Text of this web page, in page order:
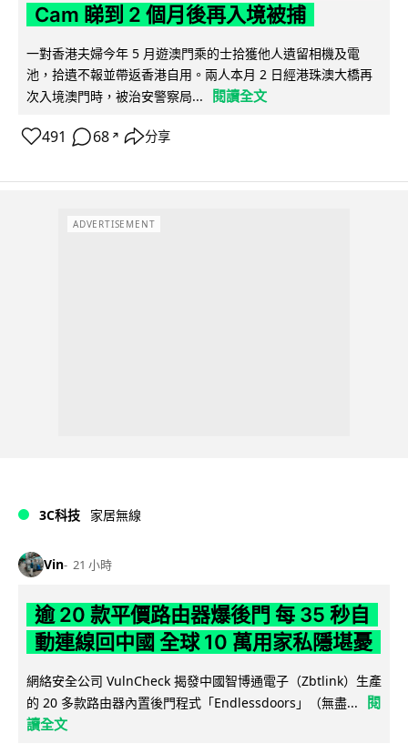
Cam 睇到 2 個月後再入境被捕
一對香港夫婦今年 5 月遊澳門乘的士拾獲他人遺留相機及電
池，拾遺不報並帶返香港自用。兩人本月 2 日經港珠澳大橋再
次入境澳門時，被治安警察局...
閱讀全文
491 68 ↗ 分享
ADVERTISEMENT
3C科技 家居無線
Vin 21 小時
逾 20 款平價路由器爆後門 每 35 秒自
動連線回中國 全球 10 萬用家私隱堪憂
網絡安全公司 VulnCheck 揭發中國智博通電子（Zbtlink）生產
的 20 多款路由器內置後門程式「Endlessdoors」（無盡...
閱
讀全文